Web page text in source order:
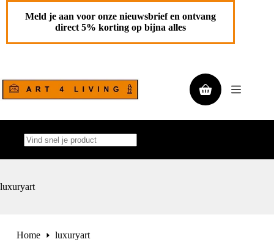
Ga
Meld je aan voor onze nieuwsbrief en ontvang
direct 5% korting op bijna alles
Winkelwagen
resultaten
luxuryart
Home luxuryart